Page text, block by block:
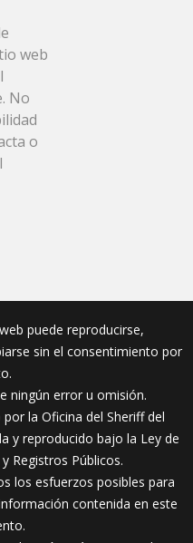
web
No
o
puede reproducirse,
sin el consentimiento por
ningún error u omisión.
la Oficina del Sheriff del
y reproducido bajo la Ley de
Registros Públicos.
los esfuerzos posibles para
contenida en este